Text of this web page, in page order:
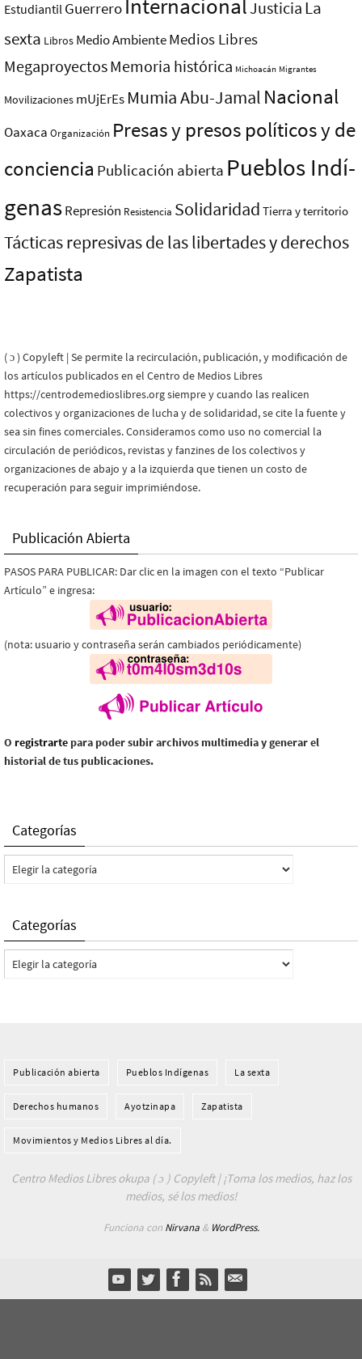
Estudiantil Guerrero InternacionalJusticia La
sexta Libros Medio AmbienteMedios Libres
MegaproyectosMemoria histórica Michoacán Migrantes
Movilizaciones mUjErEs Mumia Abu-Jamal Nacional
Oaxaca Organización Presas y presos polí­ticos y de
conciencia Publicación abierta Pueblos Indí­
genasRepresión Resistencia Solidaridad Tierra y territorio
Tácticas represivas de las libertades y derechos
Zapatista
( ɔ ) Copyleft | Se permite la recirculación, publicación, y modificación de
los artículos publicados en el Centro de Medios Libres
https://centrodemedioslibres.org siempre y cuando las realicen
colectivos y organizaciones de lucha y de solidaridad, se cite la fuente y
sea sin fines comerciales. Consideramos como uso no comercial la
circulación de periódicos, revistas y fanzines de los colectivos y
organizaciones de abajo y a la izquierda que tienen un costo de
recuperación para seguir imprimiéndose.
Publicación Abierta
PASOS PARA PUBLICAR: Dar clic en la imagen con el texto “Publicar
Artículo” e ingresa:
(nota: usuario y contraseña serán cambiados periódicamente)
O registrarte para poder subir archivos multimedia y generar el
historial de tus publicaciones.
Categorías
Categorías
Categorías
Categorías
Publicación abierta Pueblos Indí­genas La sexta
Derechos humanos Ayotzinapa Zapatista
Movimientos y Medios Libres al día.
Centro Medios Libres okupa ( ɔ ) Copyleft | ¡Toma los medios, haz los
medios, sé los medios!
Funciona con Nirvana& WordPress.